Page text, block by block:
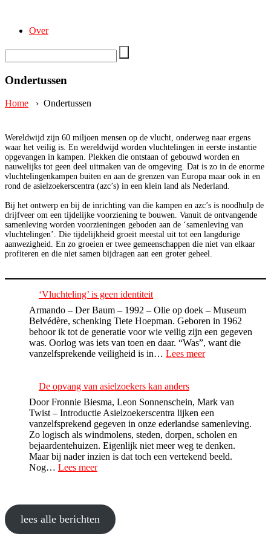
Over
Ondertussen
Home › Ondertussen
Wereldwijd zijn 60 miljoen mensen op de vlucht, onderweg naar ergens
waar het veilig is. En wereldwijd worden vluchtelingen in eerste instantie
opgevangen in kampen. Plekken die ontstaan of gebouwd worden en
nauwelijks tot geen deel uitmaken van de omgeving. Dat is zo in de enorme
vluchtelingenkampen buiten en aan de grenzen van Europa maar ook in en
rond de asielzoekerscentra (azc’s) in een klein land als Nederland.
Bij het ontwerp en bij de inrichting van die kampen en azc’s is noodhulp de
drijfveer om een tijdelijke voorziening te bouwen. Vanuit de ontvangende
samenleving worden voorzieningen geboden aan de ‘samenleving van
vluchtelingen’. Die tijdelijkheid groeit meestal uit tot een langdurige
aanwezigheid. En zo groeien er twee gemeenschappen die niet van elkaar
profiteren en die niet samen bijdragen aan een groter geheel.
‘Vluchteling’ is geen identiteit
Armando – Der Baum – 1992 – Olie op doek – Museum
Belvédère, schenking Tiete Hoepman. Geboren in 1962
behoor ik tot de generatie voor wie veilig zijn een gegeven
was. Oorlog was iets van toen en daar. “Was”, want die
vanzelfsprekende veiligheid is in… Lees meer:
identiteit
De opvang van asielzoekers kan anders
Door Fronnie Biesma, Leon Sonnenschein, Mark van
Twist – Introductie Asielzoekerscentra lijken een
vanzelfsprekend gegeven in onze ederlandse samenleving.
Zo logisch als windmolens, steden, dorpen, scholen en
bejaardentehuizen. Eigenlijk niet meer weg te denken.
Maar bij nader inzien is dat toch een vertekend beeld.
Nog… Lees meer:
asielzoekers
kan
anders
lees alle berichten